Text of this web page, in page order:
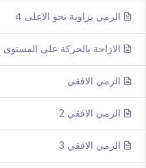
الرمي بزاوية نحو الاعلى 4
الازاحة بالحركة على المستوى
الرمي الافقي
الرمي الافقي 2
الرمي الافقي 3
روابط مهمة
من نحن
اتصل بنا
_תנאי שימוש עברית
شروط الاستخدام
دوراتنا